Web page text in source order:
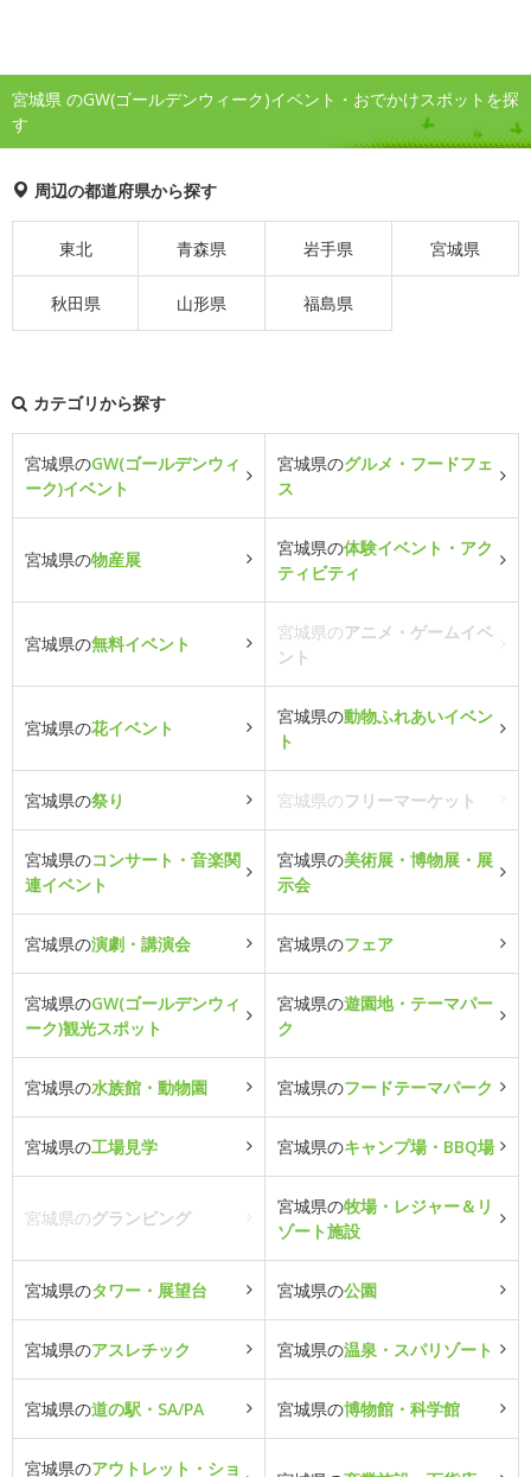
宮城県 のGW(ゴールデンウィーク)イベント・おでかけスポットを探
す
周辺の都道府県から探す
東北 青森県 岩手県 宮城県
秋田県 山形県 福島県
カテゴリから探す
宮城県のGW(ゴールデンウィ
ーク)イベント
宮城県のグルメ・フードフェ
ス
宮城県の物産展
宮城県の体験イベント・アク
ティビティ
宮城県の無料イベント
宮城県のアニメ・ゲームイベ
ント
宮城県の花イベント
宮城県の動物ふれあいイベン
ト
宮城県の祭り 宮城県のフリーマーケット
宮城県のコンサート・音楽関
連イベント
宮城県の美術展・博物展・展
示会
宮城県の演劇・講演会 宮城県のフェア
宮城県のGW(ゴールデンウィ
ーク)観光スポット
宮城県の遊園地・テーマパー
ク
宮城県の水族館・動物園 宮城県のフードテーマパーク
宮城県の工場見学 宮城県のキャンプ場・BBQ場
宮城県のグランピング
宮城県の牧場・レジャー＆リ
ゾート施設
宮城県のタワー・展望台 宮城県の公園
宮城県のアスレチック 宮城県の温泉・スパリゾート
宮城県の道の駅・SA/PA 宮城県の博物館・科学館
宮城県のアウトレット・ショ